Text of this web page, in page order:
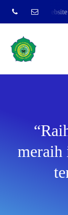
datang di
meraih